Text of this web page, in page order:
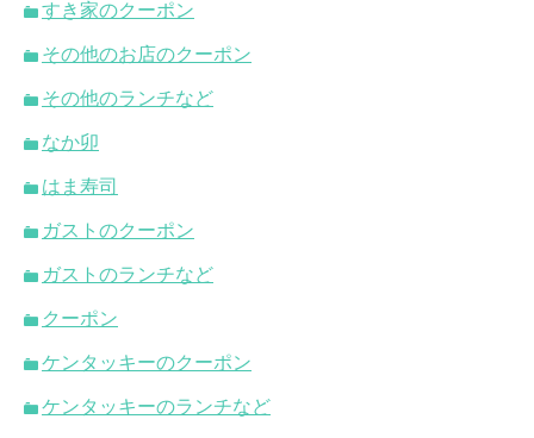
すき家のクーポン
その他のお店のクーポン
その他のランチなど
なか卯
はま寿司
ガストのクーポン
ガストのランチなど
クーポン
ケンタッキーのクーポン
ケンタッキーのランチなど